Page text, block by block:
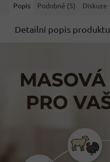
Popis Podobné (5) Diskuze
Detailní popis produktu